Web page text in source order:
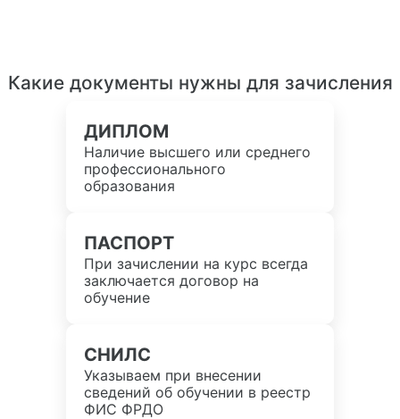
Какие документы нужны для зачисления
ДИПЛОМ
Наличие высшего или среднего
профессионального
образования
ПАСПОРТ
При зачислении на курс всегда
заключается договор на
обучение
СНИЛС
Указываем при внесении
сведений об обучении в реестр
ФИС ФРДО